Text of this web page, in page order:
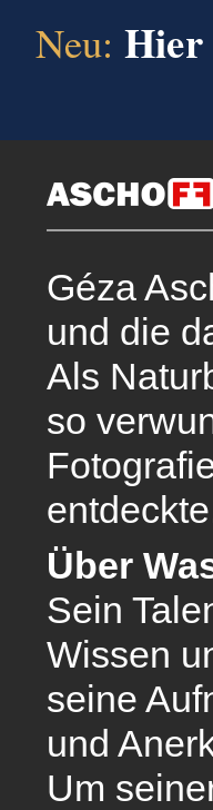
Neu: Hier
Géza
und die
Als
so
Über
Sein
Wissen
seine
und
Um